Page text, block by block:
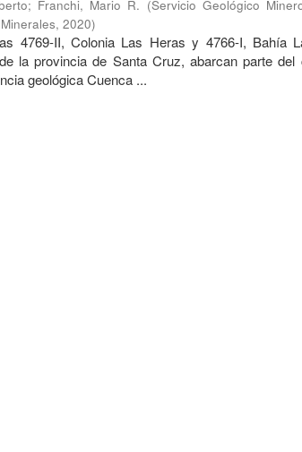
; Franchi, Mario R. (Servicio Geológico
,2020)
4769-II, Colonia Las Heras y 4766-I, Bahía
la provincia de Santa Cruz, abarcan parte
geológica Cuenca ...